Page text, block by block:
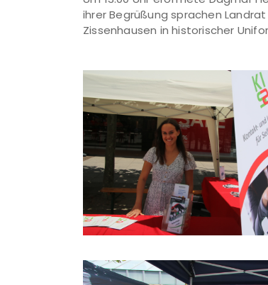
ihrer Begrüßung sprachen
Zissenhausen in historischer